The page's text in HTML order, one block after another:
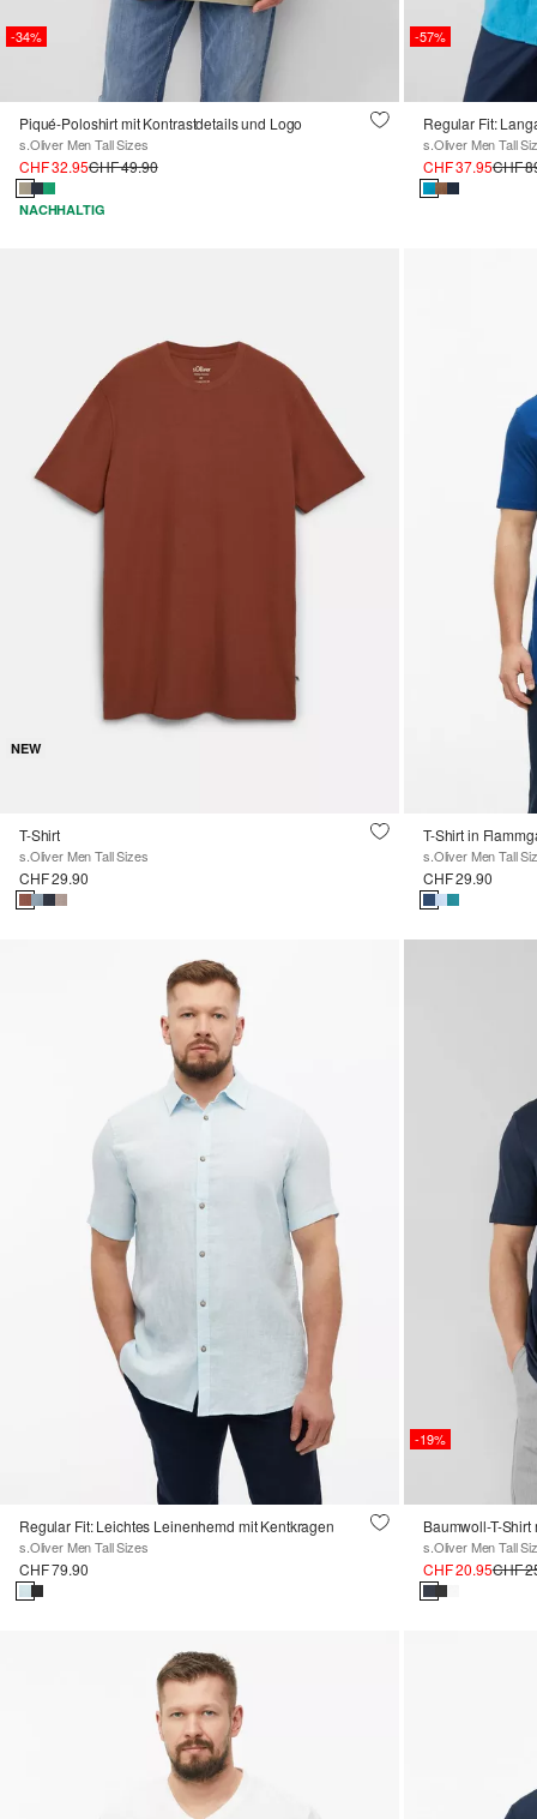
-34%
Piqué-Poloshirt mit Kontrastdetails und Logo
s.Oliver Men Tall Sizes
CHF 32.95CHF 49.90
NACHHALTIG
-57%
Regular Fit:
s.Oliver Men Tall
CHF 37.95CHF
NEW
T-Shirt
s.Oliver Men Tall Sizes
CHF 29.90
T-Shirt in
s.Oliver Men Tall
CHF 29.90
Regular Fit: Leichtes Leinenhemd mit Kentkragen
s.Oliver Men Tall Sizes
CHF 79.90
-19%
Baumwoll-T-
s.Oliver Men Tall
CHF 20.95CHF